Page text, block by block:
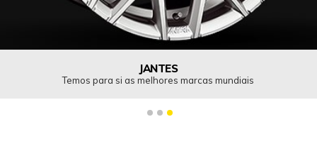
Uma grande variedade de pneus aliado à melhor
serviço
1 2 3